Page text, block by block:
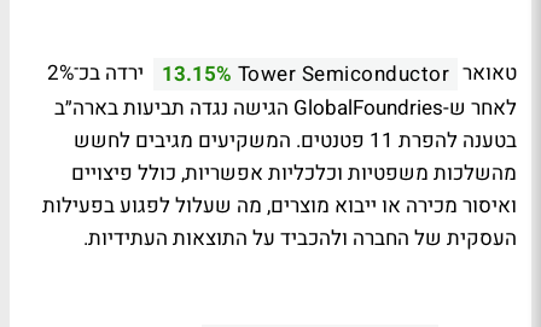
טאואר Tower Semiconductor
13.15%
ירדה בכ־2%
לאחר ש-GlobalFoundries הגישה נגדה תביעות בארה״ב
בטענה להפרת 11 פטנטים. המשקיעים מגיבים לחשש
מהשלכות משפטיות וכלכליות אפשריות, כולל פיצויים
ואיסור מכירה או ייבוא מוצרים, מה שעלול לפגוע בפעילות
העסקית של החברה ולהכביד על התוצאות העתידיות.